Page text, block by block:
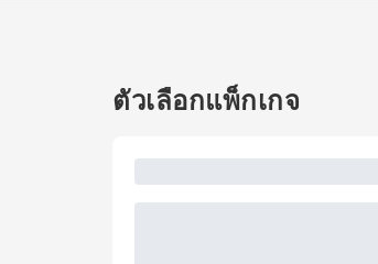
ตัวเลือกแพ็กเกจ